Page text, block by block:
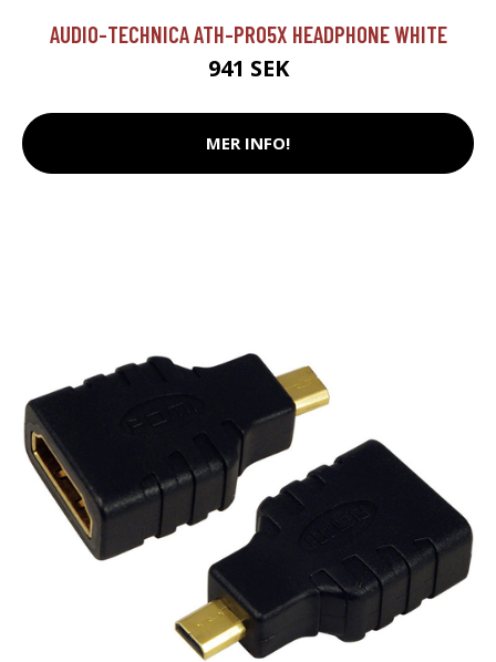
AUDIO-TECHNICA ATH-PRO5X HEADPHONE WHITE
941 SEK
MER INFO!